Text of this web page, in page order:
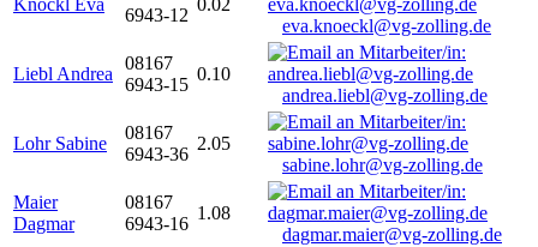
Knöckl Eva
6943-12
0.02
eva.knoeckl@vg-zolling.de
Liebl Andrea
08167
6943-15
0.10
andrea.liebl@vg-zolling.de
Lohr Sabine
08167
6943-36
2.05
sabine.lohr@vg-zolling.de
Maier
Dagmar
08167
6943-16
1.08
dagmar.maier@vg-zolling.de